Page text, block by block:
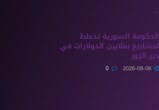
...
الحكومة السورية تخطط
لمشاريع بملايين الدولارات في
دير الزور